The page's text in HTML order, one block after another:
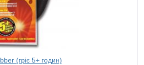
(гріє 5+ годин)